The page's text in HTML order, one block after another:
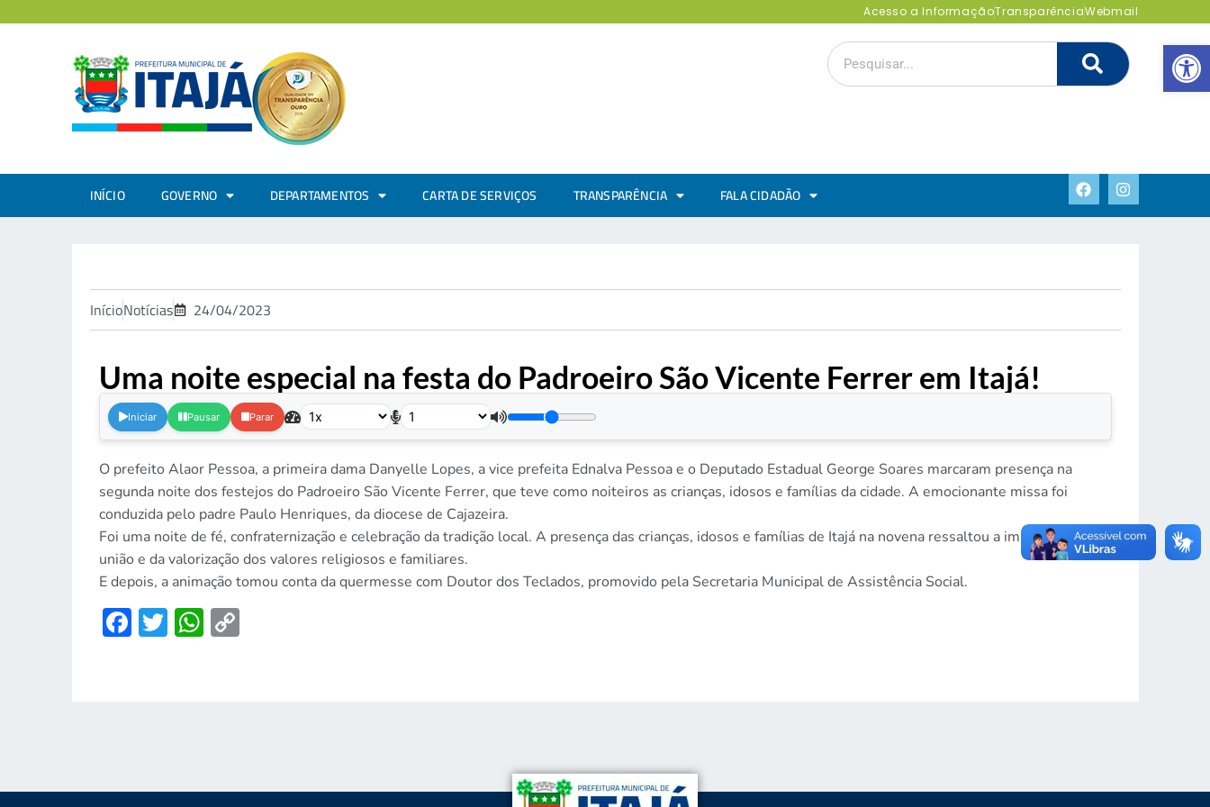
Abrir
Acesso a InformaçãoTransparênciaWebmail
INÍCIO GOVERNO DEPARTAMENTOS CARTA DE SERVIÇOS TRANSPARÊNCIA FALA CIDADÃO
InícioNotícias 24/04/2023
Uma noite especial na festa do Padroeiro São Vicente Ferrer em Itajá!
Iniciar Pausar Parar
O prefeito Alaor Pessoa, a primeira dama Danyelle Lopes, a vice prefeita Ednalva Pessoa e o Deputado Estadual George Soares marcaram presença na
segunda noite dos festejos do Padroeiro São Vicente Ferrer, que teve como noiteiros as crianças, idosos e famílias da cidade. A emocionante missa foi
conduzida pelo padre Paulo Henriques, da diocese de Cajazeira.
Foi uma noite de fé, confraternização e celebração da tradição local. A presença das crianças, idosos e famílias de Itajá na novena ressaltou a importância da
união e da valorização dos valores religiosos e familiares.
E depois, a animação tomou conta da quermesse com Doutor dos Teclados, promovido pela Secretaria Municipal de Assistência Social.
Facebook
TwitterWhatsApp
Copy